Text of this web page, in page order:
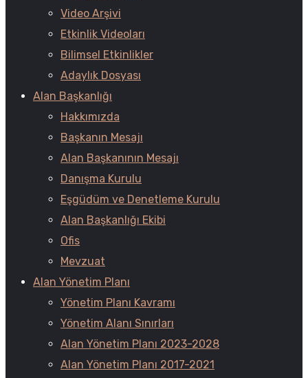
Video Arşivi
Etkinlik Videoları
Bilimsel Etkinlikler
Adaylık Dosyası
Alan Başkanlığı
Hakkımızda
Başkanın Mesajı
Alan Başkanının Mesajı
Danışma Kurulu
Eşgüdüm ve Denetleme Kurulu
Alan Başkanlığı Ekibi
Ofis
Mevzuat
Alan Yönetim Planı
Yönetim Planı Kavramı
Yönetim Alanı Sınırları
Alan Yönetim Planı 2023-2028
Alan Yönetim Planı 2017-2021